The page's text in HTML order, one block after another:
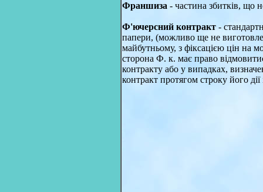
Франшиза - частина збитків, що
Ф'ючерсний контракт -
папери, (можливо ще не
майбутньому, з фіксацією цін на
сторона Ф. к. має право
контракту або у випадках,
контракт протягом строку його